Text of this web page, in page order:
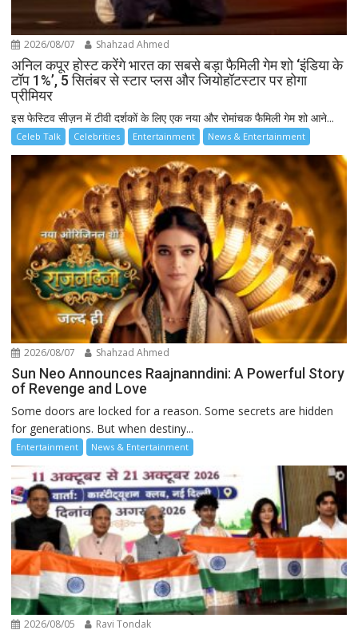
2026/08/07 Shahzad Ahmed
अनिल कपूर होस्ट करेंगे भारत का सबसे बड़ा फैमिली गेम शो ‘इंडिया के
टॉप 1%’, 5 सितंबर से स्टार प्लस और जियोहॉटस्टार पर होगा
प्रीमियर
इस फेस्टिव सीज़न में टीवी दर्शकों के लिए एक नया और रोमांचक फैमिली गेम शो आने...
Celeb Talk Celebrities Entertainment News & Entertainment
2026/08/07 Shahzad Ahmed
Sun Neo Announces Raajnanndini: A Powerful Story
of Revenge and Love
Some doors are locked for a reason. Some secrets are hidden
for generations. But when destiny...
Entertainment News & Entertainment
2026/08/05 Ravi Tondak